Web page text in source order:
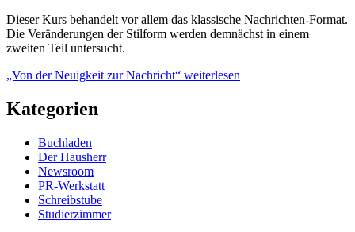
Dieser Kurs behandelt vor allem das klassische Nachrichten-Format.
Die Veränderungen der Stilform werden demnächst in einem
zweiten Teil untersucht.
„Von der Neuigkeit zur Nachricht“ weiterlesen
Kategorien
Buchladen
Der Hausherr
Newsroom
PR-Werkstatt
Schreibstube
Studierzimmer